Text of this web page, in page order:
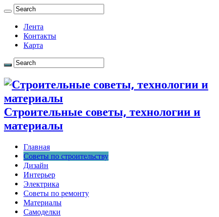
Лента
Контакты
Карта
Строительные советы, технологии и
материалы
Главная
Советы по строительству
Дизайн
Интерьер
Электрика
Советы по ремонту
Материалы
Самоделки